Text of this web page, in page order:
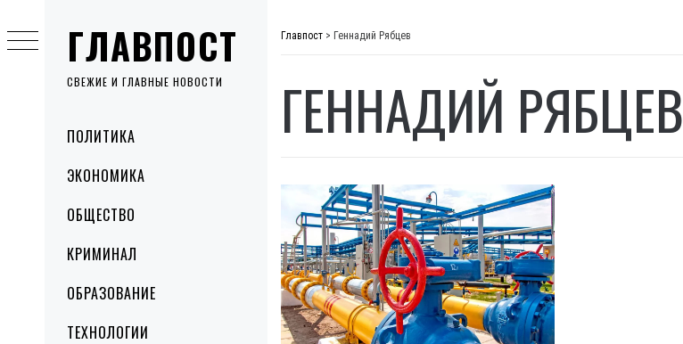
ГЛАВПОСТ
СВЕЖИЕ И ГЛАВНЫЕ НОВОСТИ
MenuПОЛИТИКА
ЭКОНОМИКА
ОБЩЕСТВО
КРИМИНАЛ
ОБРАЗОВАНИЕ
ТЕХНОЛОГИИ
to
content
Главпост > Геннадий Рябцев
ГЕННАДИЙ РЯБЦЕВ